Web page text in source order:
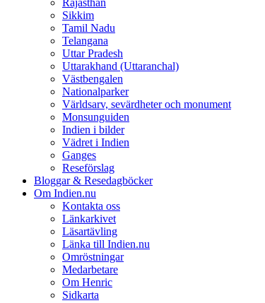
Rajasthan
Sikkim
Tamil Nadu
Telangana
Uttar Pradesh
Uttarakhand (Uttaranchal)
Västbengalen
Nationalparker
Världsarv, sevärdheter och monument
Monsunguiden
Indien i bilder
Vädret i Indien
Ganges
Reseförslag
Bloggar & Resedagböcker
Om Indien.nu
Kontakta oss
Länkarkivet
Läsartävling
Länka till Indien.nu
Omröstningar
Medarbetare
Om Henric
Sidkarta